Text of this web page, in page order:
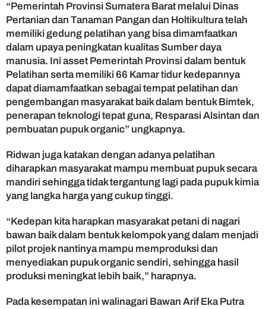
T
u
m
i
j
o
R
e
s
s
e
N
a
g
r
a
w
a
“Pemerintah Provinsi Sumatera Barat melalui Dinas
Pertanian dan Tanaman Pangan dan Holtikultura telah
memiliki gedung pelatihan yang bisa dimamfaatkan
dalam upaya peningkatan kualitas Sumber daya
manusia. Ini asset Pemerintah Provinsi dalam bentuk
Pelatihan serta memiliki 66 Kamar tidur kedepannya
dapat diamamfaatkan sebagai tempat pelatihan dan
pengembangan masyarakat baik dalam bentuk Bimtek,
penerapan teknologi tepat guna, Resparasi Alsintan dan
pembuatan pupuk organic” ungkapnya.
Ridwan juga katakan dengan adanya pelatihan
diharapkan masyarakat mampu membuat pupuk secara
mandiri sehingga tidak tergantung lagi pada pupuk kimia
yang langka harga yang cukup tinggi.
“Kedepan kita harapkan masyarakat petani di nagari
bawan baik dalam bentuk kelompok yang dalam menjadi
pilot projek nantinya mampu memproduksi dan
menyediakan pupuk organic sendiri, sehingga hasil
produksi meningkat lebih baik,” harapnya.
Pada kesempatan ini walinagari Bawan Arif Eka Putra